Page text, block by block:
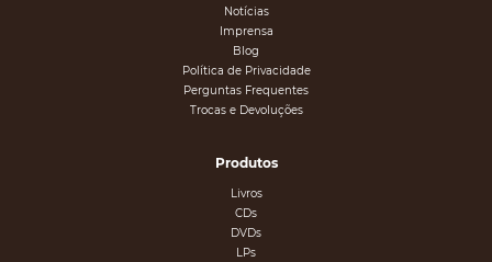
Notícias
Imprensa
Blog
Política de Privacidade
Perguntas Frequentes
Trocas e Devoluções
Produtos
Livros
CDs
DVDs
LPs